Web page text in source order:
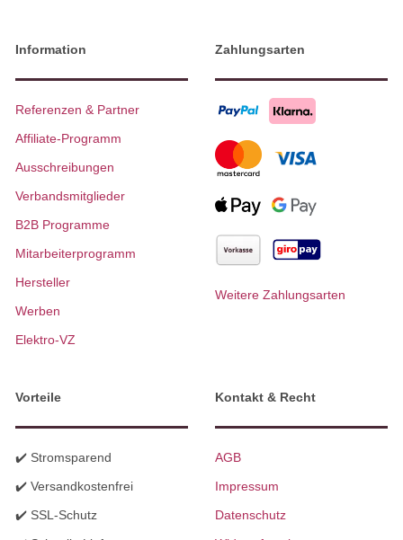
Information
Referenzen & Partner
Affiliate-Programm
Ausschreibungen
Verbandsmitglieder
B2B Programme
Mitarbeiterprogramm
Hersteller
Werben
Elektro-VZ
Zahlungsarten
Weitere Zahlungsarten
Vorteile
✔️ Stromsparend
✔️ Versandkostenfrei
✔️ SSL-Schutz
Kontakt & Recht
AGB
Impressum
Datenschutz